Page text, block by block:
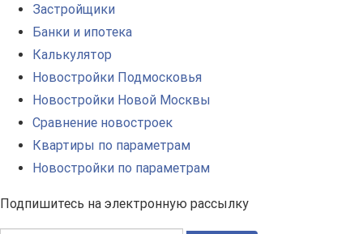
Застройщики
Банки и ипотека
Калькулятор
Новостройки Подмосковья
Новостройки Новой Москвы
Сравнение новостроек
Квартиры по параметрам
Новостройки по параметрам
Подпишитесь на электронную рассылку